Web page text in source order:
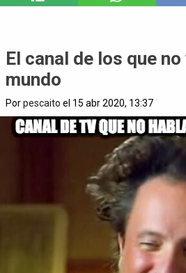
El canal de los que
mundo
Porpescaito el 15 abr 2020, 13:37